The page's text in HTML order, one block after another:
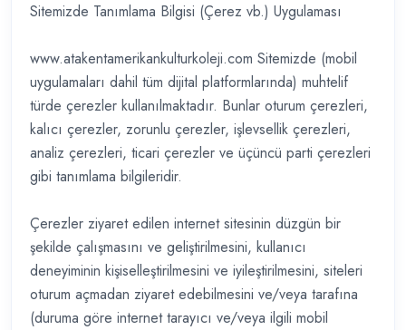
Sitemizde Tanımlama Bilgisi (Çerez vb.) Uygulaması
www.atakentamerikankulturkoleji.com Sitemizde (mobil
uygulamaları dahil tüm dijital platformlarında) muhtelif
türde çerezler kullanılmaktadır. Bunlar oturum çerezleri,
kalıcı çerezler, zorunlu çerezler, işlevsellik çerezleri,
analiz çerezleri, ticari çerezler ve üçüncü parti çerezleri
gibi tanımlama bilgileridir.
Çerezler ziyaret edilen internet sitesinin düzgün bir
şekilde çalışmasını ve geliştirilmesini, kullanıcı
deneyiminin kişiselleştirilmesini ve iyileştirilmesini, siteleri
oturum açmadan ziyaret edebilmesini ve/veya tarafına
(duruma göre internet tarayıcı ve/veya ilgili mobil